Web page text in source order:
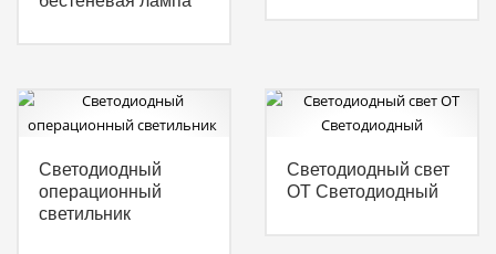
Светодиодный
операционный
светильник
Светодиодный свет
ОТ Светодиодный